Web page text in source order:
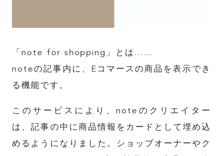
「note for shopping」とは……
noteの記事内に、Eコマースの商品を表示でき
る機能です。
このサービスにより、noteのクリエイター
は、記事の中に商品情報をカードとして埋め込
めるようになりました。ショップオーナーやク